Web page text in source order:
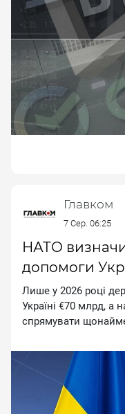
Главком
7 Сер. 06:25
НАТО
допомоги
Лишe у 2026 poцi
Укpaїнi €70 млpд, a
cпpямувaти